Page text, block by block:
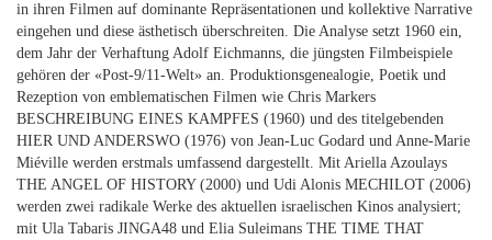
in ihren Filmen auf dominante Repräsentationen und kollektive Narrative
eingehen und diese ästhetisch überschreiten. Die Analyse setzt 1960 ein,
dem Jahr der Verhaftung Adolf Eichmanns, die jüngsten Filmbeispiele
gehören der «Post-9/11-Welt» an. Produktionsgenealogie, Poetik und
Rezeption von emblematischen Filmen wie Chris Markers
BESCHREIBUNG EINES KAMPFES (1960) und des titelgebenden
HIER UND ANDERSWO (1976) von Jean-Luc Godard und Anne-Marie
Miéville werden erstmals umfassend dargestellt. Mit Ariella Azoulays
THE ANGEL OF HISTORY (2000) und Udi Alonis MECHILOT (2006)
werden zwei radikale Werke des aktuellen israelischen Kinos analysiert;
mit Ula Tabaris JINGA48 und Elia Suleimans THE TIME THAT